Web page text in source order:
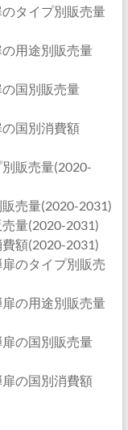
タイプ別販売量
用途別販売量
国別販売量
国別消費額
販売量(2020-
売量(2020-2031)
量(2020-2031)
額(2020-2031)
のタイプ別販売
の用途別販売量
の国別販売量
の国別消費額